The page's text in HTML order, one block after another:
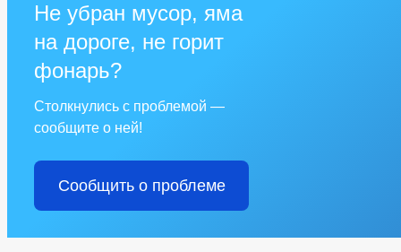
Не убран мусор, яма
на дороге, не горит
фонарь?
Столкнулись с проблемой —
сообщите о ней!
Сообщить о проблеме